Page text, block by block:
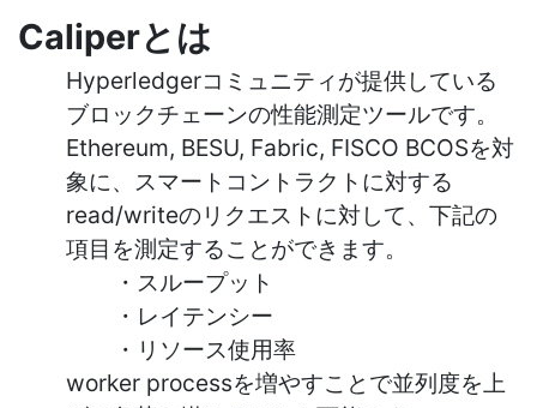
Caliperとは
Hyperledgerコミュニティが提供している
ブロックチェーンの性能測定ツールです。
Ethereum, BESU, Fabric, FISCO BCOSを対
象に、スマートコントラクトに対する
read/writeのリクエストに対して、下記の
項目を測定することができます。
・スループット
・レイテンシー
・リソース使用率
worker processを増やすことで並列度を上